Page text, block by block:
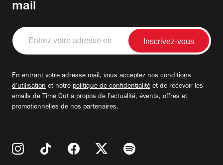
mail
Entrez
votre
adresse
En entrant votre adresse mail, vous acceptez nos conditions
d'utilisation et notre politique de confidentialité et de recevoir les
emails de Time Out à propos de l'actualité, évents, offres et
promotionnelles de nos partenaires.